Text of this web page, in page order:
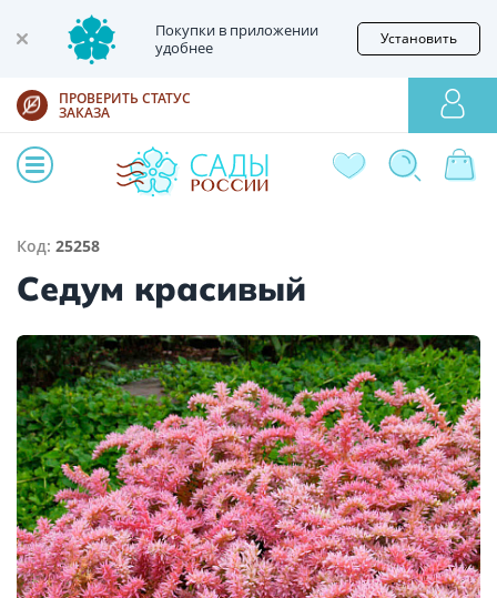
Покупки в приложении
удобнее
Установить
ПРОВЕРИТЬ СТАТУС
ЗАКАЗА
Код: 25258
Седум красивый